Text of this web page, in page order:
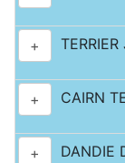
+
+ CAIRN
+ DANDIE